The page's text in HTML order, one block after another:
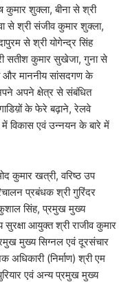
शुक्ला, बीना से श्री
से श्री संजीव कुमार शुक्ला,
से श्री योगेन्द्र सिंह
सतीश कुमार सुखेजा, गुना से
और माननीय सांसदगण के
अपने क्षेत्र से संबंधित
के फेरे बढ़ाने, रेलवे
में विकास एवं उन्नयन के बारे में
कुमार खत्री, वरिष्ठ उप
प्रबंधक श्री गुरिंदर
सिंह, प्रमुख मुख्य
आयुक्त श्री राजीव कुमार
मुख्य सिग्नल एवं दूरसंचार
(निर्माण) श्री एम
एवं अन्य प्रमुख मुख्य